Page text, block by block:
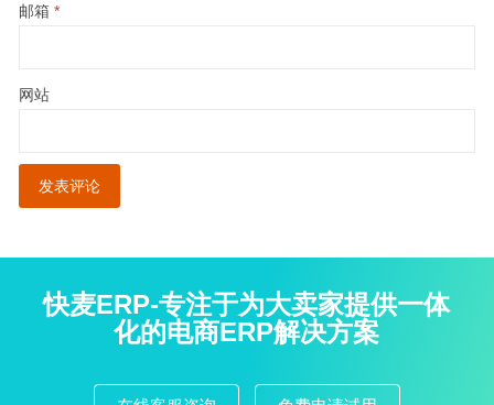
邮箱 *
网站
快麦ERP-专注于为大卖家提供一体
化的电商ERP解决方案